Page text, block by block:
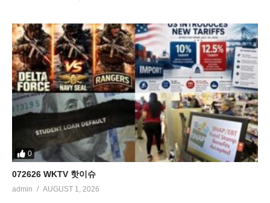
0
072626 WKTV 핫이슈
admin AUGUST 1, 2026